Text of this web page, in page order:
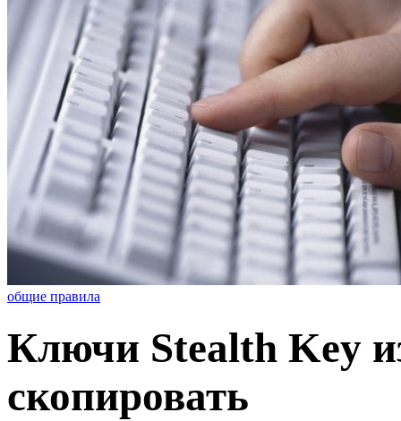
общие правила
Ключи Stealth Key
скопировать